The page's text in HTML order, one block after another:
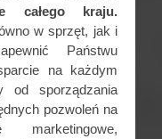
całego kraju.
w sprzęt, jak i
Państwu
na każdym
od sporządzania
pozwoleń na